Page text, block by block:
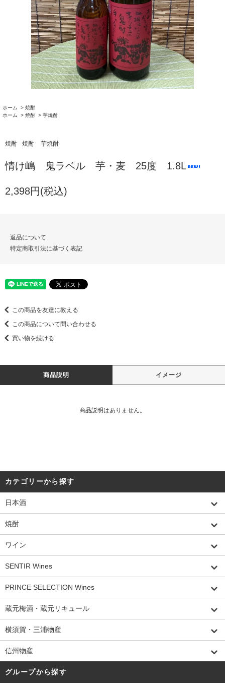
ホーム > 焼酎
ホーム
> 焼酎 > 芋焼酎
焼酎 焼酎 芋焼酎
情け嶋 鬼ラベル 芋・麦 25度 1.8L
2,398円(税込)
返品について
特定商取引法に基づく表記
この商品を友達に教える
この商品について問い合わせる
買い物を続ける
商品説明 イメージ
商品説明はありません。
カテゴリーから探す
日本酒
焼酎
ワイン
SENTIR Wines
PRINCE SELECTION Wines
蔵元梅酒・蔵元リキュール
横須賀・三浦物産
信州物産
グループから探す